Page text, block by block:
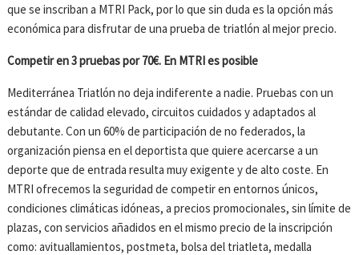
que se inscriban a MTRI Pack, por lo que sin duda es la opción más
económica para disfrutar de una prueba de triatlón al mejor precio.
Competir en 3 pruebas por 70€. En MTRI es posible
Mediterránea Triatlón no deja indiferente a nadie. Pruebas con un
estándar de calidad elevado, circuitos cuidados y adaptados al
debutante. Con un 60% de participación de no federados, la
organización piensa en el deportista que quiere acercarse a un
deporte que de entrada resulta muy exigente y de alto coste. En
MTRI ofrecemos la seguridad de competir en entornos únicos,
condiciones climáticas idóneas, a precios promocionales, sin límite de
plazas, con servicios añadidos en el mismo precio de la inscripción
como: avituallamientos, postmeta, bolsa del triatleta, medalla